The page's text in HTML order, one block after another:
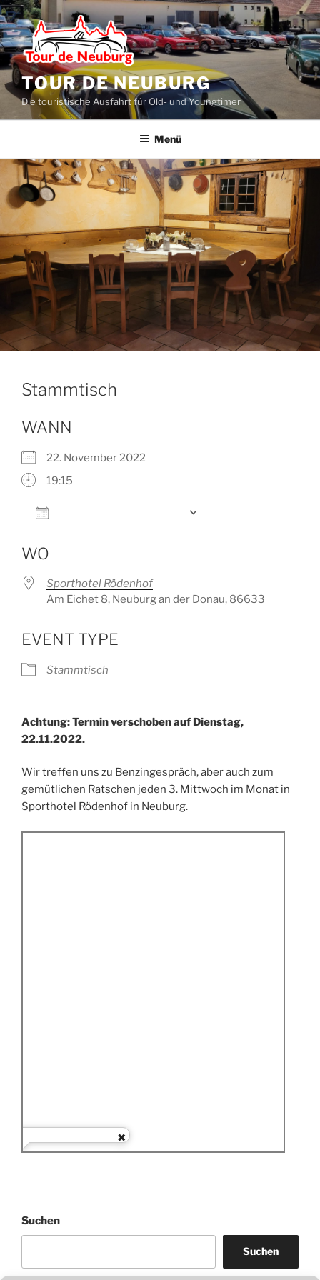
Zum
Inhalt
springen
TOUR DE NEUBURG
Die touristische Ausfahrt für Old- und Youngtimer
Menü
Stammtisch
WANN
22. November 2022
19:15
WO
Sporthotel Rödenhof
Am Eichet 8, Neuburg an der Donau, 86633
EVENT TYPE
Stammtisch
Achtung: Termin verschoben auf Dienstag,
22.11.2022.
Wir treffen uns zu Benzingespräch, aber auch zum
gemütlichen Ratschen jeden 3. Mittwoch im Monat in
Sporthotel Rödenhof in Neuburg.
Suchen
Suchen